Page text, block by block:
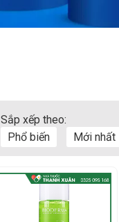
Sắp xếp theo:
Phổ biến
Mới nhất